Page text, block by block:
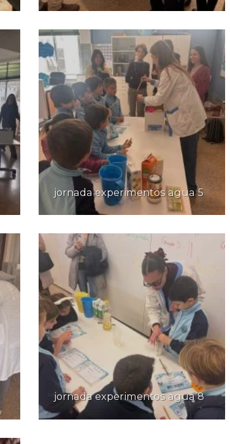
jornada experimentos agua 5
jornada experimentos agua 8